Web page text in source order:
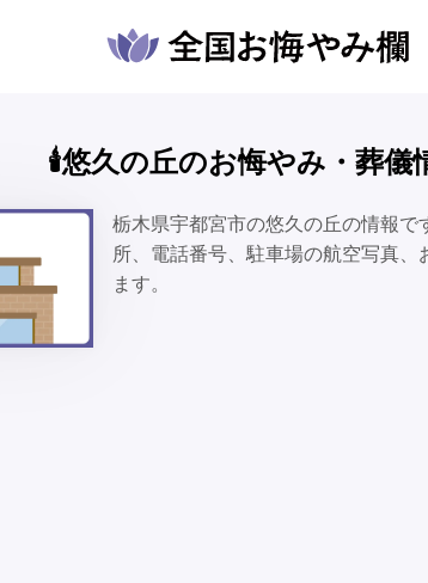
🕯️悠久の丘のお悔やみ・葬儀
栃木県宇都宮市の悠久の丘の情報で
所、電話番号、駐車場の航空写真、
ます。